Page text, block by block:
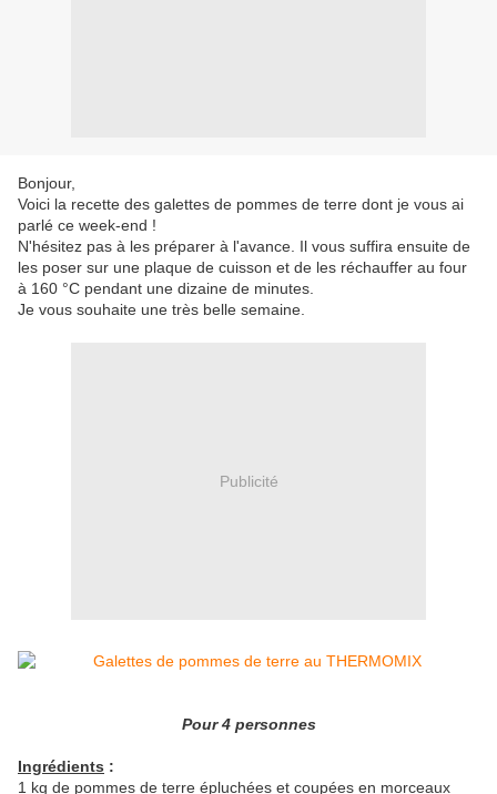
Bonjour,
Voici la recette des galettes de pommes de terre dont je vous ai
parlé ce week-end !
N'hésitez pas à les préparer à l'avance. Il vous suffira ensuite de
les poser sur une plaque de cuisson et de les réchauffer au four
à 160 °C pendant une dizaine de minutes.
Je vous souhaite une très belle semaine.
Publicité
Pour 4 personnes
Ingrédients :
1 kg de pommes de terre épluchées et coupées en morceaux